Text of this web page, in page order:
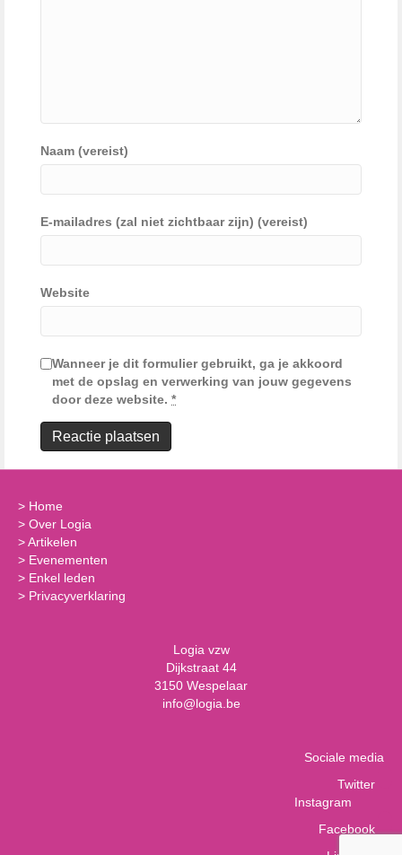
Naam (vereist)
E-mailadres (zal niet zichtbaar zijn) (vereist)
Website
Wanneer je dit formulier gebruikt, ga je akkoord
met de opslag en verwerking van jouw gegevens
door deze website. *
> Home
> Over Logia
>Artikelen
> Evenementen
> Enkel leden
> Privacyverklaring
Logia vzw
Dijkstraat 44
3150 Wespelaar
info@logia.be
Sociale media
Twitter
Instagram
Facebook